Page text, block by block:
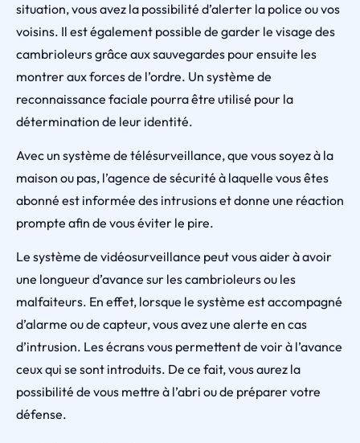
situation, vous avez la possibilité d’alerter la police ou vos
voisins. Il est également possible de garder le visage des
cambrioleurs grâce aux sauvegardes pour ensuite les
montrer aux forces de l’ordre. Un système de
reconnaissance faciale pourra être utilisé pour la
détermination de leur identité.
Avec un système de télésurveillance, que vous soyez à la
maison ou pas, l’agence de sécurité à laquelle vous êtes
abonné est informée des intrusions et donne une réaction
prompte afin de vous éviter le pire.
Le système de vidéosurveillance peut vous aider à avoir
une longueur d’avance sur les cambrioleurs ou les
malfaiteurs. En effet, lorsque le système est accompagné
d’alarme ou de capteur, vous avez une alerte en cas
d’intrusion. Les écrans vous permettent de voir à l’avance
ceux qui se sont introduits. De ce fait, vous aurez la
possibilité de vous mettre à l’abri ou de préparer votre
défense.